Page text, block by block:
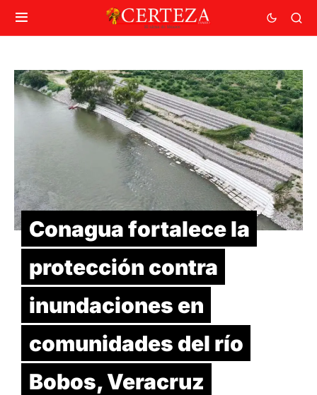
Conagua fortalece la
protección contra
inundaciones en
comunidades del río
Bobos, Veracruz